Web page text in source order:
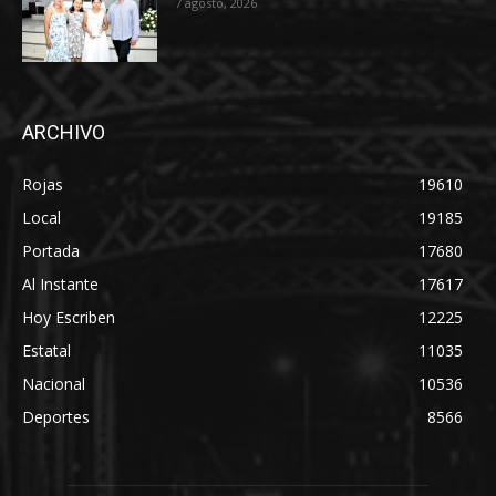
ARCHIVO
Rojas
19610
Local
19185
Portada
17680
Al Instante
17617
Hoy Escriben
12225
Estatal
11035
Nacional
10536
Deportes
8566